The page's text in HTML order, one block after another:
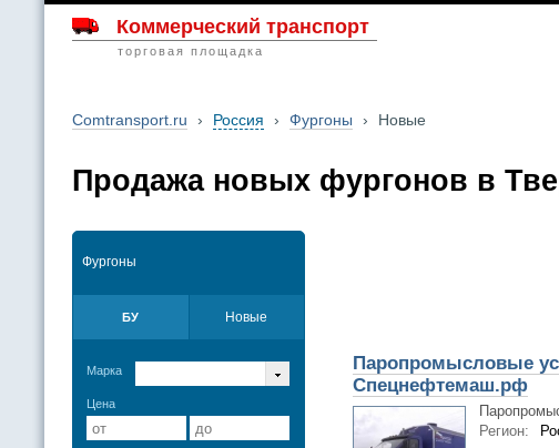
Коммерческий транспорт
торговая площадка
Comtransport.ru › Россия › Фургоны › Новые
Продажа новых фургонов в
Фургоны
БУ Новые
Марка
Цена
Паропромысловые
Спецнефтемаш.рф
Регион: